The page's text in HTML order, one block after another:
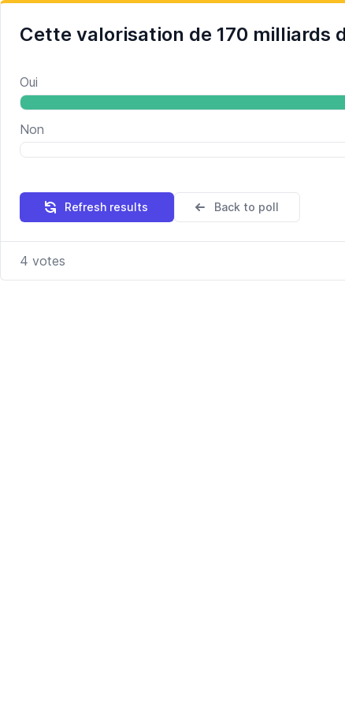
Cette valorisation de 170 milliards
Oui
Non
Refresh results Back to poll
4 votes